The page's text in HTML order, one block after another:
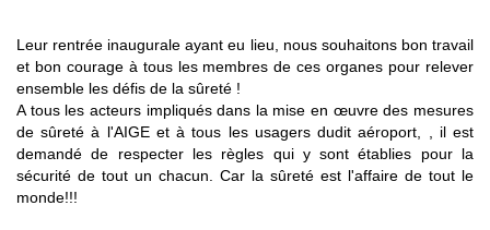
Leur rentrée inaugurale ayant eu lieu, nous souhaitons bon travail
et bon courage à tous les membres de ces organes pour relever
ensemble les défis de la sûreté !
A tous les acteurs impliqués dans la mise en œuvre des mesures
de sûreté à l'AIGE et à tous les usagers dudit aéroport, , il est
demandé de respecter les règles qui y sont établies pour la
sécurité de tout un chacun. Car la sûreté est l'affaire de tout le
monde!!!